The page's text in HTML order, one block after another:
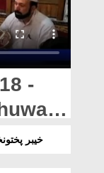
-
Kay
خیبر